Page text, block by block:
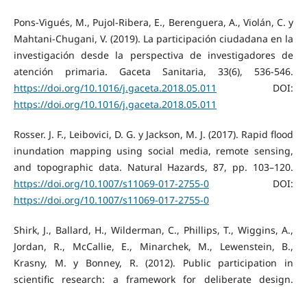
Pons-Vigués, M., Pujol-Ribera, E., Berenguera, A., Violán, C. y
Mahtani-Chugani, V. (2019). La participación ciudadana en la
investigación desde la perspectiva de investigadores de
atención primaria. Gaceta Sanitaria, 33(6), 536-546.
https://doi.org/10.1016/j.gaceta.2018.05.011
DOI:
https://doi.org/10.1016/j.gaceta.2018.05.011
Rosser. J. F., Leibovici, D. G. y Jackson, M. J. (2017). Rapid flood
inundation mapping using social media, remote sensing,
and topographic data. Natural Hazards, 87, pp. 103–120.
https://doi.org/10.1007/s11069-017-2755-0DOI:
https://doi.org/10.1007/s11069-017-2755-0
Shirk, J., Ballard, H., Wilderman, C., Phillips, T., Wiggins, A.,
Jordan, R., McCallie, E., Minarchek, M., Lewenstein, B.,
Krasny, M. y Bonney, R. (2012). Public participation in
scientific research: a framework for deliberate design.